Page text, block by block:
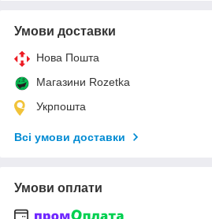
Умови доставки
Нова Пошта
Магазини Rozetka
Укрпошта
Всі умови доставки
Умови оплати